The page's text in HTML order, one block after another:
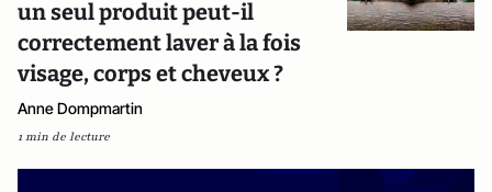
un seul produit peut-il
correctement laver à la fois
visage, corps et cheveux ?
Anne Dompmartin
1 min de lecture